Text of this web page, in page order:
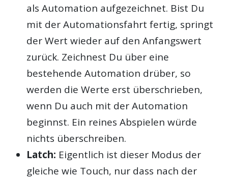
als Automation aufgezeichnet. Bist Du
mit der Automationsfahrt fertig, springt
der Wert wieder auf den Anfangswert
zurück. Zeichnest Du über eine
bestehende Automation drüber, so
werden die Werte erst überschrieben,
wenn Du auch mit der Automation
beginnst. Ein reines Abspielen würde
nichts überschreiben.
Latch: Eigentlich ist dieser Modus der
gleiche wie Touch, nur dass nach der